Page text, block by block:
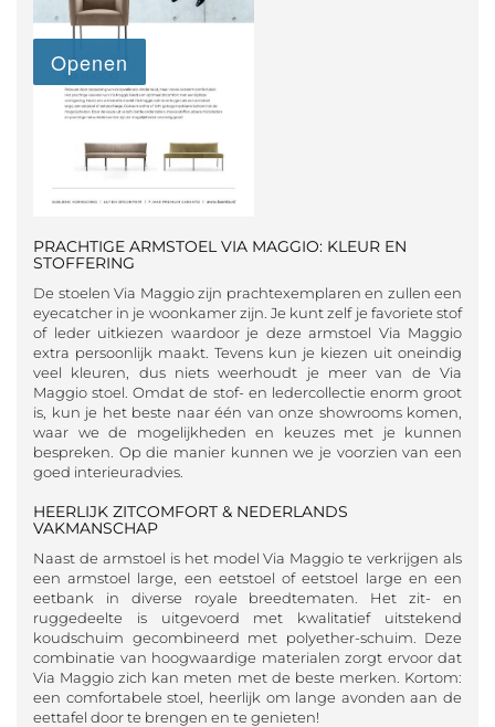
PRACHTIGE ARMSTOEL VIA MAGGIO: KLEUR EN
STOFFERING
De stoelen Via Maggio zijn prachtexemplaren en zullen een
eyecatcher in je woonkamer zijn. Je kunt zelf je favoriete stof
of leder uitkiezen waardoor je deze armstoel Via Maggio
extra persoonlijk maakt. Tevens kun je kiezen uit oneindig
veel kleuren, dus niets weerhoudt je meer van de Via
Maggio stoel. Omdat de stof- en ledercollectie enorm groot
is, kun je het beste naar één van onze showrooms komen,
waar we de mogelijkheden en keuzes met je kunnen
bespreken. Op die manier kunnen we je voorzien van een
goed interieuradvies.
HEERLIJK ZITCOMFORT & NEDERLANDS
VAKMANSCHAP
Naast de armstoel is het model Via Maggio te verkrijgen als
een armstoel large, een eetstoel of eetstoel large en een
eetbank in diverse royale breedtematen. Het zit- en
ruggedeelte is uitgevoerd met kwalitatief uitstekend
koudschuim gecombineerd met polyether-schuim. Deze
combinatie van hoogwaardige materialen zorgt ervoor dat
Via Maggio zich kan meten met de beste merken. Kortom:
een comfortabele stoel, heerlijk om lange avonden aan de
eettafel door te brengen en te genieten!